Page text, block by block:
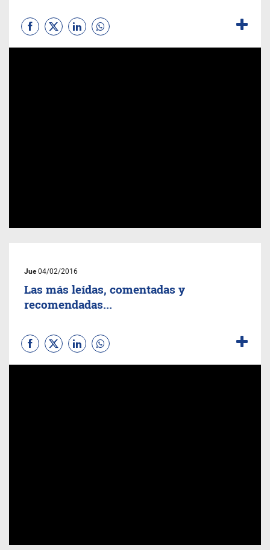
Jue04/02/2016
Las más leídas, comentadas y
recomendadas...